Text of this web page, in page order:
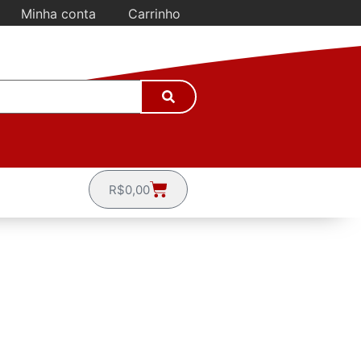
Minha conta Carrinho
R$0,00